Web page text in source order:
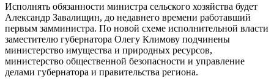
Исполнять обязанности министра сельского хозяйства будет
Александр Завалищин, до недавнего времени работавший
первым замминистра. По новой схеме исполнительной власти
заместителю губернатора Олегу Климову подчинены
министерство имущества и природных ресурсов,
министерство общественной безопасности и управление
делами губернатора и правительства региона.